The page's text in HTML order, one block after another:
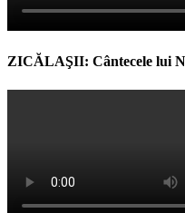
ZICĂLAŞII: Cântecele lui